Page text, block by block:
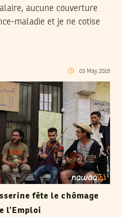
aucune couverture
maladie et je ne cotise
03 May 2016
fête le chômage
l’Emploi